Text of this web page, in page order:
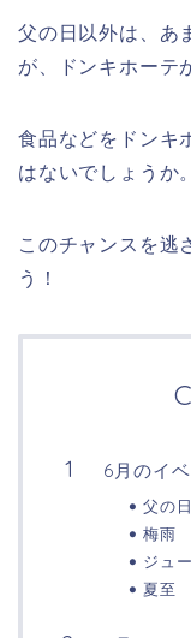
父の日以外は、あ
が、ドンキホーテ
食品などをドンキ
はないでしょうか。
このチャンスを逃
う！
6月のイ
父の日
梅雨
ジュ
夏至